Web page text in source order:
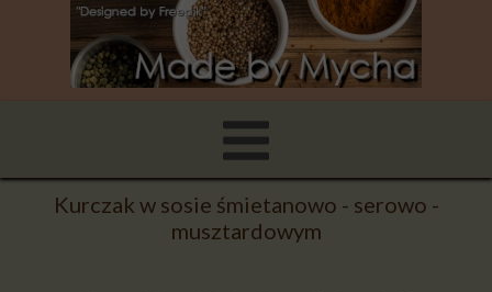
Kurczak w sosie śmietanowo - serowo -
musztardowym